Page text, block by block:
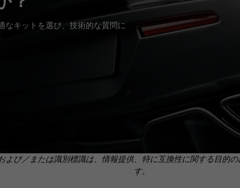
なキットを選び、技術的な質問に
び／または識別標識は、情報提供、特に互換性に関する目的
す。